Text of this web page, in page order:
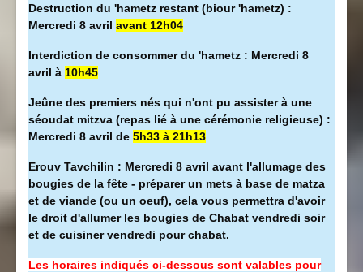
Destruction du 'hametz restant (biour 'hametz) :
Mercredi 8 avril avant 12h04
Interdiction de consommer du 'hametz : Mercredi 8
avril à 10h45
Jeûne des premiers nés qui n'ont pu assister à une
séoudat mitzva (repas lié à une cérémonie religieuse) :
Mercredi 8 avril de 5h33 à 21h13
Erouv Tavchilin : Mercredi 8 avril avant l'allumage des
bougies de la fête - préparer un mets à base de matza
et de viande (ou un oeuf), cela vous permettra d'avoir
le droit d'allumer les bougies de Chabat vendredi soir
et de cuisiner vendredi pour chabat.
Les horaires indiqués ci-dessous sont valables pour